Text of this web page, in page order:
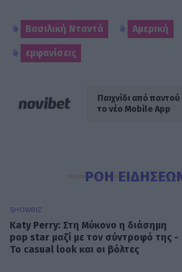
Βασιλική Νταντά Αμερική
εμφανίσεις
Παιχνίδι από
το νέο Mobile App
ΡΟΗ
SHOWBIZ
Katy Perry: Στη Μύκονο η διάσημη
pop star μαζί με τον σύντροφό της -
Το casual look και οι βόλτες